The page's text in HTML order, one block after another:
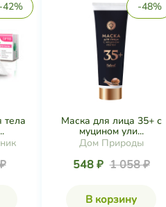
-42%
тела
-48%
Маска для лица 35+ с
муцином ули...
Дом Природы
548 ₽ 1 058 ₽
В корзину